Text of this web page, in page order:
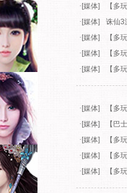
· [媒体]
【多
· [媒体]
诛仙3
· [媒体]
【多
· [媒体]
【多
· [媒体] 【多
· [媒体]
【多
· [媒体]
【巴
· [媒体]
【多
· [媒体]
【多
· [媒体] 【多